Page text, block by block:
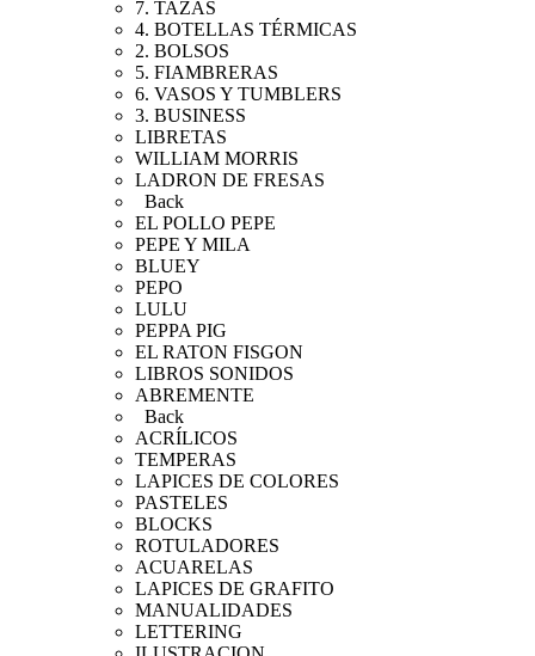
7. TAZAS
4. BOTELLAS TÉRMICAS
2. BOLSOS
5. FIAMBRERAS
6. VASOS Y TUMBLERS
3. BUSINESS
LIBRETAS
WILLIAM MORRIS
LADRON DE FRESAS
Back
EL POLLO PEPE
PEPE Y MILA
BLUEY
PEPO
LULU
PEPPA PIG
EL RATON FISGON
LIBROS SONIDOS
ABREMENTE
Back
ACRÍLICOS
TEMPERAS
LAPICES DE COLORES
PASTELES
BLOCKS
ROTULADORES
ACUARELAS
LAPICES DE GRAFITO
MANUALIDADES
LETTERING